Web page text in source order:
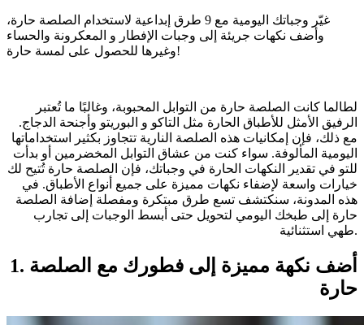
غيّر وجباتك اليومية مع 9 طرق إبداعية لاستخدام الصلصة حارة،
وأضف نكهات جريئة إلى وجبات الإفطار و المعكرونة والحساء
وغيرها للحصول على لمسة حارة!
لطالما كانت الصلصة حارة من التوابل المحبوبة، وغالبًا ما تُعتبر
الرفيق الأمثل للأطباق الحارة مثل التاكو و البوريتو وأجنحة الدجاج.
مع ذلك، فإن إمكانيات هذه الصلصة النارية تتجاوز بكثير استخداماتها
اليومية المألوفة. سواء كنت من عشاق التوابل المخضرمين أو بدأت
للتو في تقدير النكهات الحارة في وجباتك، فإن الصلصة حارة تُتيح لك
خيارات واسعة لإضفاء نكهات مميزة على جميع أنواع الأطباق. في
هذه المدونة، سنكتشف تسع طرق مبتكرة ومفصلة إضافة الصلصة
حارة إلى طبخك اليومي لتحويل حتى أبسط الوجبات إلى تجارب
طهي استثنائية.
1. أضف نكهة مميزة إلى فطورك مع الصلصة
حارة